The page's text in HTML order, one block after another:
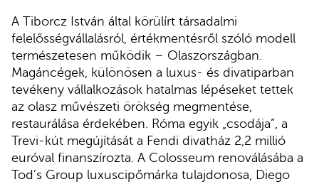
A Tiborcz István által körülírt társadalmi
felelősségvállalásról, értékmentésről szóló modell
természetesen működik – Olaszországban.
Magáncégek, különösen a luxus- és divatiparban
tevékeny vállalkozások hatalmas lépéseket tettek
az olasz művészeti örökség megmentése,
restaurálása érdekében. Róma egyik „csodája”, a
Trevi-kút megújítását a Fendi divatház 2,2 millió
euróval finanszírozta. A Colosseum renoválásába a
Tod’s Group luxuscipőmárka tulajdonosa, Diego